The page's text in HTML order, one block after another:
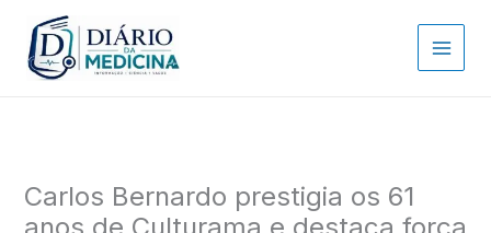
para
conteúdo
Carlos Bernardo prestigia os 61
anos de Culturama e destaca força